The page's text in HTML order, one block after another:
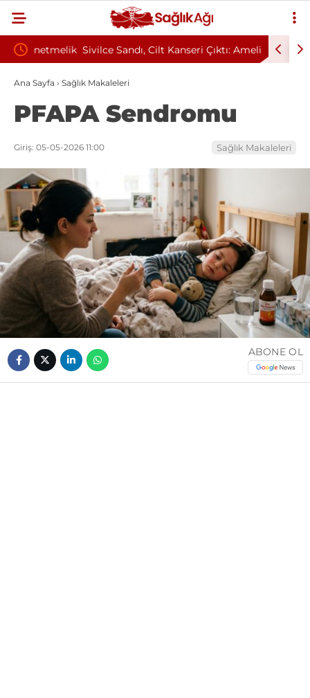
Sivilce Sandı, Cilt Kanseri Çıktı: Ameliyattan 60
Dikişle Uyandı
Baş
Ana Sayfa › Sağlık Makaleleri
PFAPA Sendromu
Giriş: 05-05-2026 11:00 Sağlık Makaleleri
ABONE OL